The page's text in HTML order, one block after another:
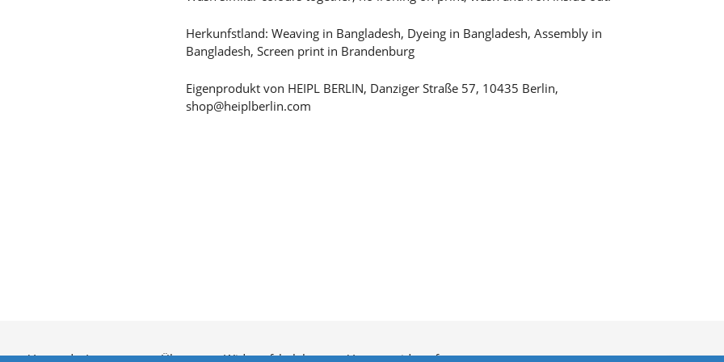
Herkunfstland: Weaving in Bangladesh, Dyeing in Bangladesh, Assembly in
Bangladesh, Screen print in Brandenburg
Eigenprodukt von HEIPL BERLIN, Danziger Straße 57, 10435 Berlin,
shop@heiplberlin.com
Versand Impressum Über uns Widerrufsbelehrung Vertrag widerrufen